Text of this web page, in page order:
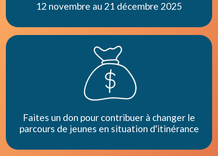
12 novembre au 21 décembre 2025
Faites un don pour contribuer à changer le
parcours de jeunes en situation d'itinérance